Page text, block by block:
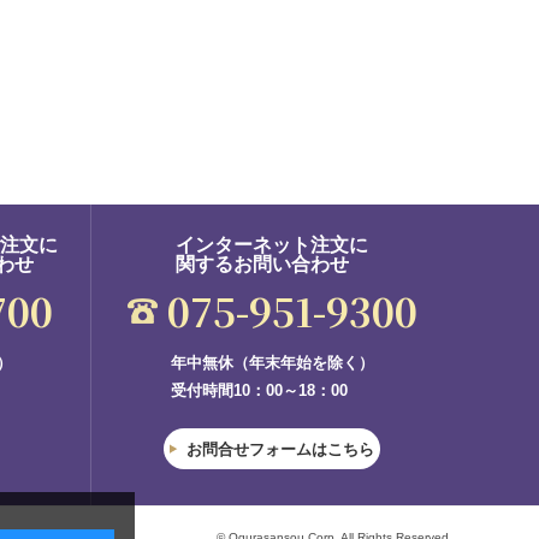
文に
せ
インターネット注文に
関するお問い合わせ
075-951-9300
年中無休（年末年始を除く）
受付時間10：00～18：00
お問合せフォームはこちら